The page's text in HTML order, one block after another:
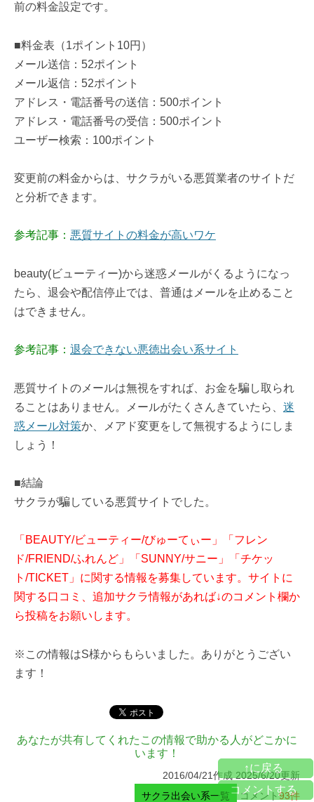
前の料金設定です。
■料金表（1ポイント10円）
メール送信：52ポイント
メール返信：52ポイント
アドレス・電話番号の送信：500ポイント
アドレス・電話番号の受信：500ポイント
ユーザー検索：100ポイント
変更前の料金からは、サクラがいる悪質業者のサイトだ
と分析できます。
参考記事： 悪質サイトの料金が高いワケ
beauty(ビューティー)から迷惑メールがくるようになっ
たら、退会や配信停止では、普通はメールを止めること
はできません。
参考記事： 退会できない悪徳出会い系サイト
悪質サイトのメールは無視をすれば、お金を騙し取られ
ることはありません。メールがたくさんきていたら、 迷
惑メール対策か、メアド変更をして無視するようにしま
しょう！
■結論
サクラが騙している悪質サイトでした。
「BEAUTY/ビューティー/びゅーてぃー」「フレン
ド/FRIEND/ふれんど」「SUNNY/サニー」「チケッ
ト/TICKET」に関する情報を募集しています。サイトに
関する口コミ、追加サクラ情報があれば↓のコメント欄か
ら投稿をお願いします。
※この情報はS様からもらいました。ありがとうござい
ます！
あなたが共有してくれたこの情報で助かる人がどこかに
います！
2016/04/21作成 2025/6/20更新
サクラ出会い系一覧
コメント93件
↑に戻る
コメントする